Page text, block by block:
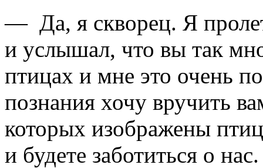
— Да, я скворец. Я
и услышал, что вы так
птицах и мне это очень
познания хочу вручить
которых изображены
и будете заботиться о нас.